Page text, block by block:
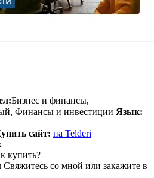
Бизнес и финансы,
Финансы и инвестиции Язык:
сайт: на Telderi
купить?
Свяжитесь со мной или закажите в